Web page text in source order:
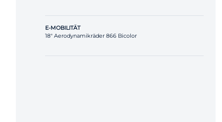
E-MOBILITÄT
18" Aerodynamikräder 866 Bicolor